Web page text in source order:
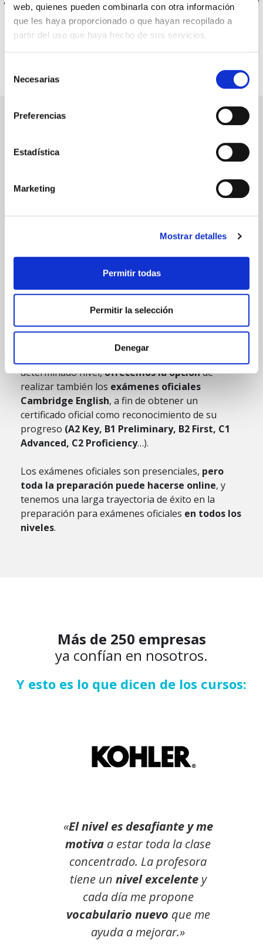
web, quienes pueden combinarla con otra información
que les haya proporcionado o que hayan recopilado a
partir del uso que haya hecho de sus servicios.
Necesarias
Preferencias
Estadística
Marketing
Mostrar detalles
Permitir todas
Permitir la selección
Denegar
English
Preparador y examinador de exámenes
Para obtener el título oficial
de Cambridge English
determinado nivel,ofrecemos la opciónde
realizar también los exámenes oficiales
Cambridge English, a fin de obtener un
certificado oficial como reconocimiento de su
progreso (A2 Key, B1 Preliminary, B2 First, C1
Advanced, C2 Proficiency…).
Los exámenes oficiales son presenciales, pero
toda la preparación puede hacerse online, y
tenemos una larga trayectoria de éxito en la
preparación para exámenes oficiales en todos los
niveles.
Más de 250 empresas
ya confían en nosotros.
Y esto es lo que dicen de los cursos:
«El nivel es desafiante y me
motiva a estar toda la clase
concentrado. La profesora
tiene un nivel excelentey
cada día me propone
vocabulario nuevo que me
ayuda a mejorar.»